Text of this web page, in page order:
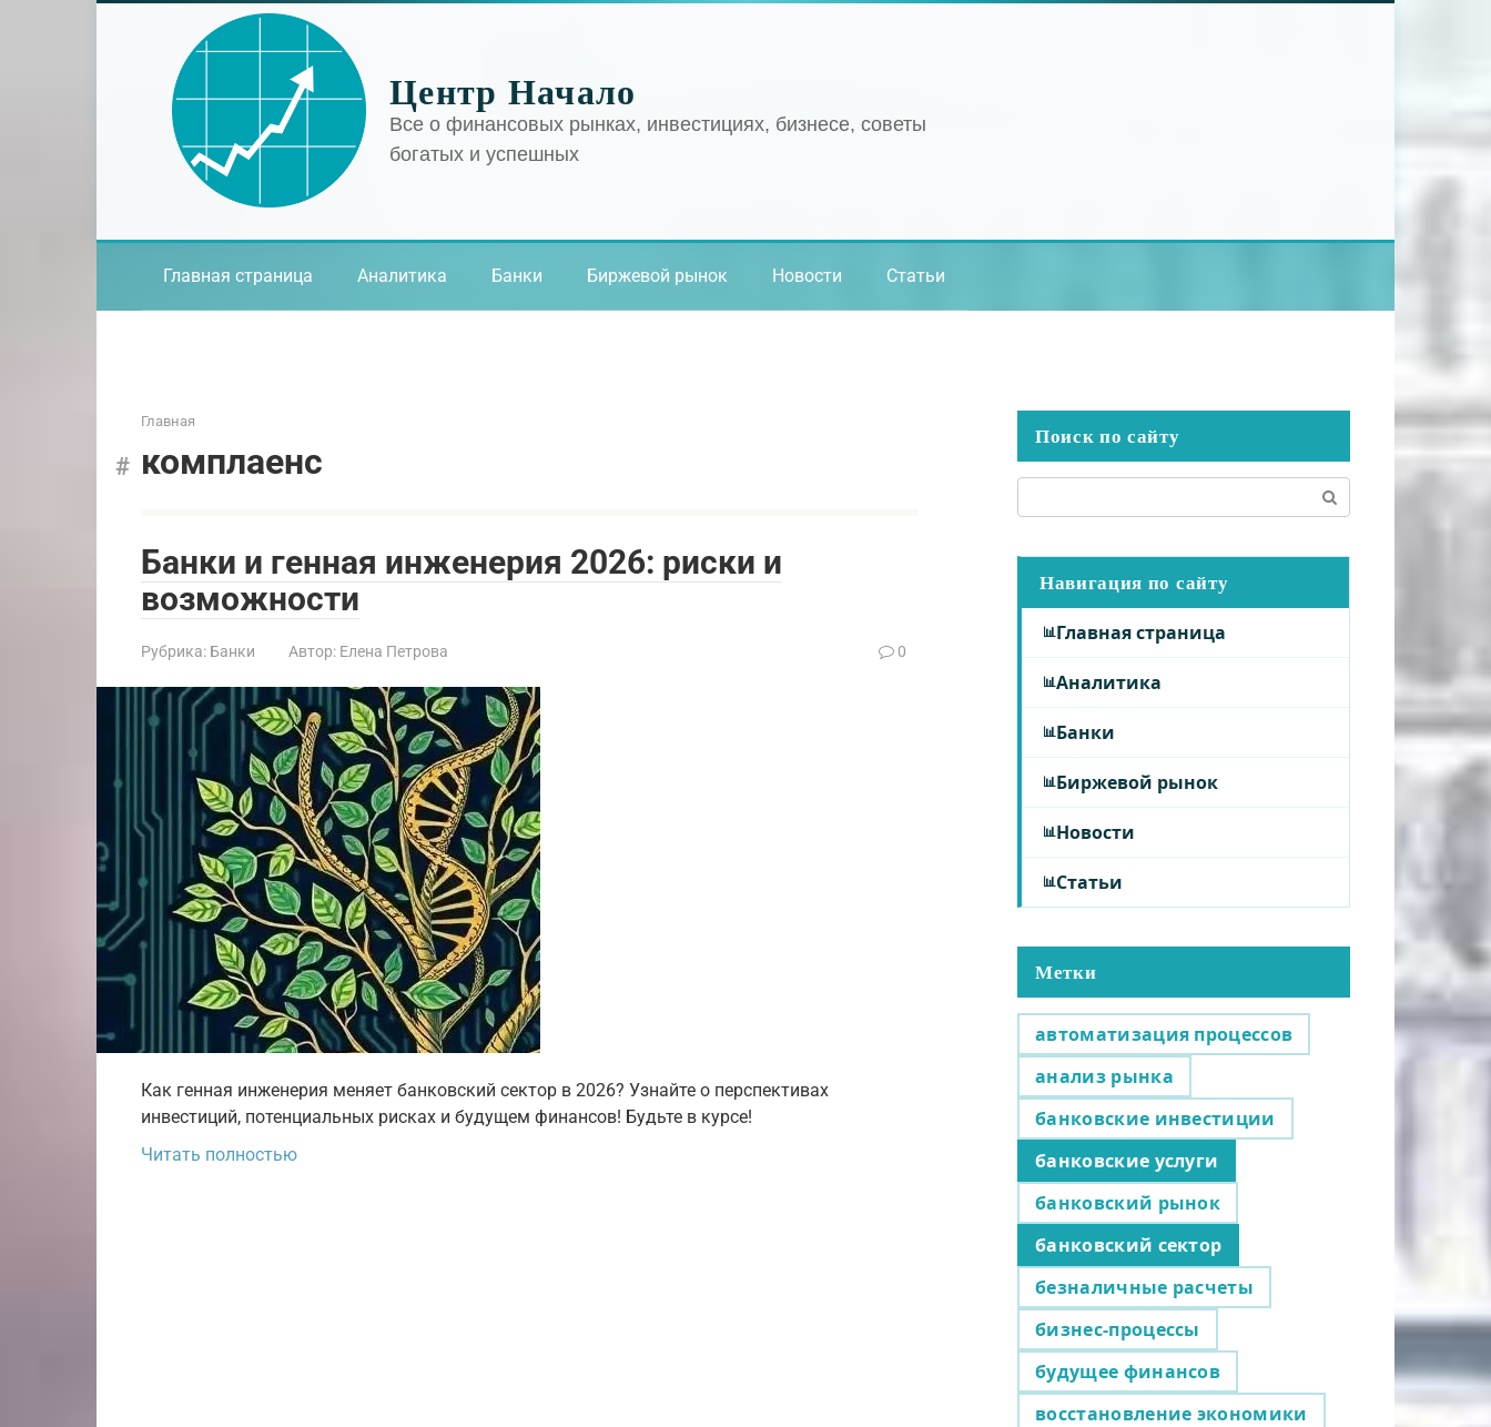
Центр Начало
Все о финансовых рынках, инвестициях, бизнесе, советы
богатых и успешных
Главная страница Аналитика Банки Биржевой рынок Новости Статьи
Главная
комплаенс
Банки и генная инженерия 2026: риски и
возможности
Рубрика: Банки Автор: Елена Петрова 0
Как генная инженерия меняет банковский сектор в 2026? Узнайте о перспективах
инвестиций, потенциальных рисках и будущем финансов! Будьте в курсе!
Читать полностью
Поиск по сайту
Навигация по сайту
Главная страница
Аналитика
Банки
Биржевой рынок
Новости
Статьи
Метки
автоматизация процессов
анализ рынка
банковские инвестиции
банковские услуги
банковский рынок
банковский сектор
безналичные расчеты
бизнес-процессы
будущее финансов
восстановление экономики